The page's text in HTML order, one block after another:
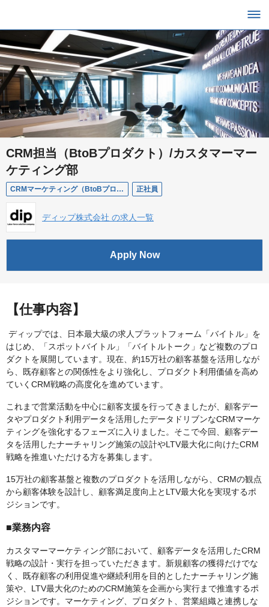
CRM担当（BtoBプロダクト）/カスタマーマー
ケティング部
CRMマーケティング（BtoBプロダクト）｜LTV最大化・プロダクトグロース 正社員
ディップ株式会社 の求人一覧
Apply Now
【仕事内容】
ディップでは、日本最大級の求人プラットフォーム「バイトル」を
はじめ、「スポットバイトル」「バイトルトーク」など複数のプロ
ダクトを展開しています。現在、約15万社の顧客基盤を活用しなが
ら、既存顧客との関係性をより強化し、プロダクト利用価値を高め
ていくCRM戦略の高度化を進めています。
これまで営業活動を中心に顧客支援を行ってきましたが、顧客デー
タやプロダクト利用データを活用したデータドリブンなCRMマーケ
ティングを強化するフェーズに入りました。そこで今回、顧客デー
タを活用したナーチャリング施策の設計やLTV最大化に向けたCRM
戦略を推進いただける方を募集します。
15万社の顧客基盤と複数のプロダクトを活用しながら、CRMの観点
から顧客体験を設計し、顧客満足度向上とLTV最大化を実現するポ
ジションです。
■業務内容
カスタマーマーケティング部において、顧客データを活用したCRM
戦略の設計・実行を担っていただきます。新規顧客の獲得だけでな
く、既存顧客の利用促進や継続利用を目的としたナーチャリング施
策や、LTV最大化のためのCRM施策を企画から実行まで推進するポ
ジションです。マーケティング、プロダクト、営業組織と連携しな